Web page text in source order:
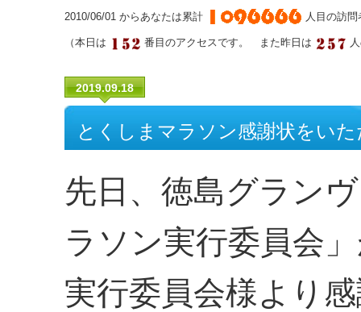
2010/06/01 からあなたは累計 人目の訪
（本日は 番目のアクセスです。 また昨日は
2019.09.18
とくしまマラソン感謝状をい
先日、徳島グラン
ラソン実行委員会
実行委員会様より